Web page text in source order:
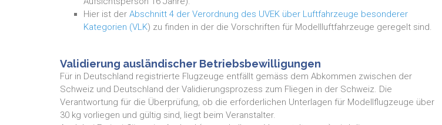
Hier ist der Abschnitt 4 der Verordnung des UVEK über Luftfahrzeuge besonderer
Kategorien (VLK) zu finden in der die Vorschriften für Modellluftfahrzeuge geregelt sind.
Validierung ausländischer Betriebsbewilligungen
Für in Deutschland registrierte Flugzeuge entfällt gemäss dem Abkommen zwischen der
Schweiz und Deutschland der Validierungsprozess zum Fliegen in der Schweiz. Die
Verantwortung für die Überprüfung, ob die erforderlichen Unterlagen für Modellflugzeuge über
30 kg vorliegen und gültig sind, liegt beim Veranstalter.